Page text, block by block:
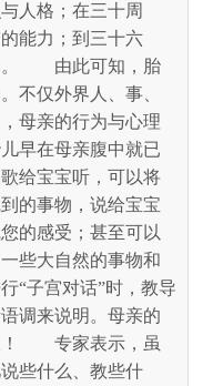
人格；在三十周
能力；到三十六
由此可知，胎
不仅外界人、事、
母亲的行为与心理
早在母亲腹中就已
宝宝听，可以将
的事物，说给宝宝
的感受；甚至可以
些大自然的事物和
“子宫对话”时，教导
调来说明。母亲的
专家表示，虽
些什么、教些什